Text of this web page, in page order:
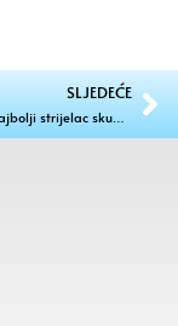
SLJEDEĆE
Filip Levačić: Najbolji strijelac skupine B